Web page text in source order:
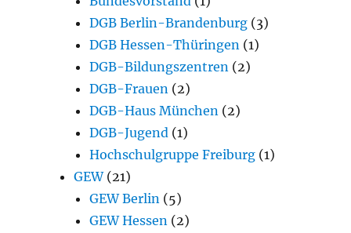
DGB Berlin-Brandenburg (3)
DGB Hessen-Thüringen (1)
DGB-Bildungszentren (2)
DGB-Frauen (2)
DGB-Haus München (2)
DGB-Jugend (1)
Hochschulgruppe Freiburg (1)
GEW(21)
GEW Berlin (5)
GEW Hessen (2)